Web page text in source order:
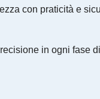
con praticità e
in ogni fase